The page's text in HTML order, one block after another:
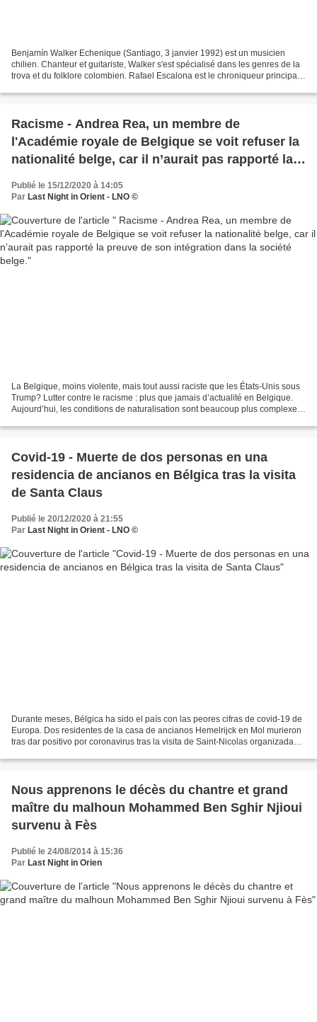
Benjamín Walker Echenique (Santiago, 3 janvier 1992) est un musicien
chilien. Chanteur et guitariste, Walker s'est spécialisé dans les genres de la
trova et du folklore colombien. Rafael Escalona est le chroniqueur principal
Racisme - Andrea Rea, un membre de
l'Académie royale de Belgique se voit refuser la
nationalité belge, car il n’aurait pas rapporté la
preuve de son intégration dans la société belge.
Publié le 15/12/2020 à 14:05
Par Last Night in Orient - LNO ©
La Belgique, moins violente, mais tout aussi raciste que les États-Unis sous
Trump? Lutter contre le racisme : plus que jamais d’actualité en Belgique.
Aujourd’hui, les conditions de naturalisation sont beaucoup plus complexes
Covid-19 - Muerte de dos personas en una
residencia de ancianos en Bélgica tras la visita
de Santa Claus
Publié le 20/12/2020 à 21:55
Par Last Night in Orient - LNO ©
Durante meses, Bélgica ha sido el país con las peores cifras de covid-19 de
Europa. Dos residentes de la casa de ancianos Hemelrijck en Mol murieron
tras dar positivo por coronavirus tras la visita de Saint-Nicolas organizada
Nous apprenons le décès du chantre et grand
maître du malhoun Mohammed Ben Sghir Njioui
survenu à Fès
Publié le 24/08/2014 à 15:36
Par Last Night in Orien